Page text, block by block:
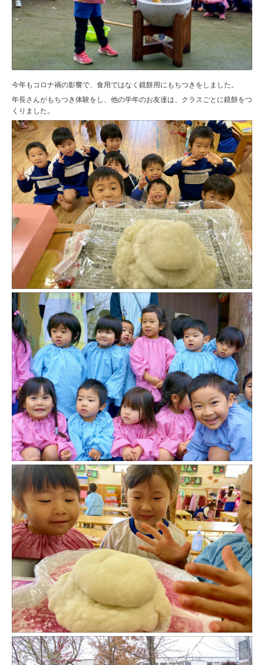
今年もコロナ禍の影響で、食用ではなく鏡餅用にもちつきをしました。
年長さんがもちつき体験をし、他の学年のお友達は、クラスごとに鏡餅をつ
くりました。